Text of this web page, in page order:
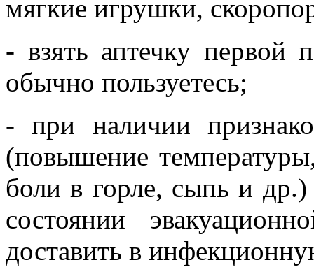
мягкие игрушки,
- взять аптечку первой
обычно пользуетесь;
- при наличии
(повышение
боли в горле, сыпь и
состоянии
доставить в